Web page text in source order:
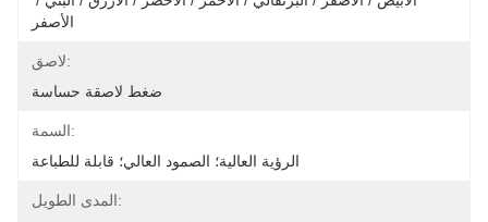
الأصفر
لاصق:
ضغط لاصقة حساسة
السمة:
الرؤية العالية؛ الصمود العالي؛ قابلة للطباعة
المدى الطويل: